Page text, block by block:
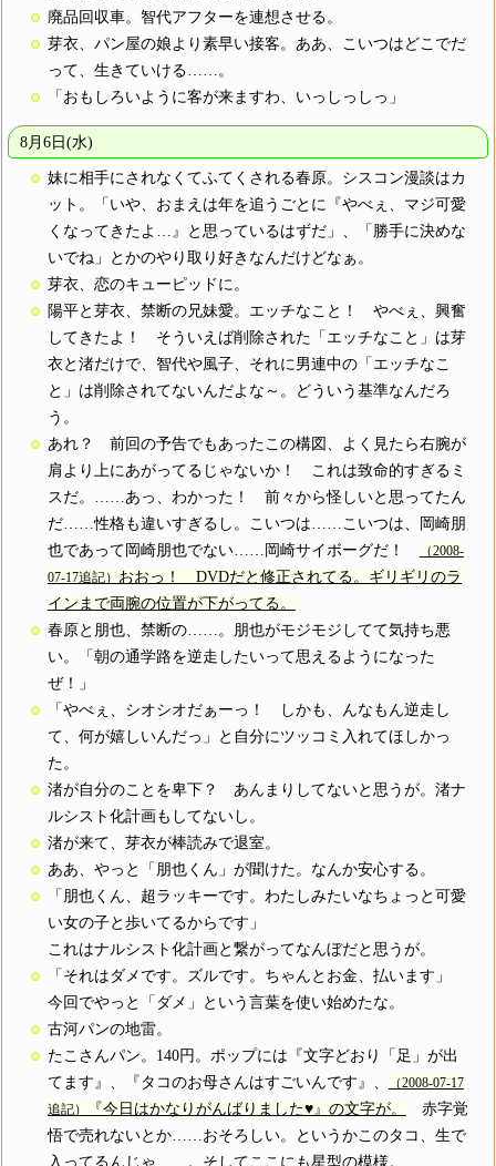
廃品回収車。智代アフターを連想させる。
芽衣、パン屋の娘より素早い接客。ああ、こいつはどこでだ
って、生きていける……。
「おもしろいように客が来ますわ、いっしっしっ」
8月6日(水)
妹に相手にされなくてふてくされる春原。シスコン漫談はカ
ット。「いや、おまえは年を追うごとに『やべぇ、マジ可愛
くなってきたよ…』と思っているはずだ」、「勝手に決めな
いでね」とかのやり取り好きなんだけどなぁ。
芽衣、恋のキューピッドに。
陽平と芽衣、禁断の兄妹愛。エッチなこと！ やべぇ、興奮
してきたよ！ そういえば削除された「エッチなこと」は芽
衣と渚だけで、智代や風子、それに男連中の「エッチなこ
と」は削除されてないんだよな～。どういう基準なんだろ
う。
あれ？ 前回の予告でもあったこの構図、よく見たら右腕が
肩より上にあがってるじゃないか！ これは致命的すぎるミ
スだ。……あっ、わかった！ 前々から怪しいと思ってたん
だ……性格も違いすぎるし。こいつは……こいつは、岡崎朋
也であって岡崎朋也でない……岡崎サイボーグだ！
（2008-
07-17追記） おおっ！ DVDだと修正されてる。ギリギリのラ
インまで両腕の位置が下がってる。
春原と朋也、禁断の……。朋也がモジモジしてて気持ち悪
い。「朝の通学路を逆走したいって思えるようになった
ぜ！」
「やべぇ、シオシオだぁーっ！ しかも、んなもん逆走し
て、何が嬉しいんだっ」と自分にツッコミ入れてほしかっ
た。
渚が自分のことを卑下？ あんまりしてないと思うが。渚ナ
ルシスト化計画もしてないし。
渚が来て、芽衣が棒読みで退室。
ああ、やっと「朋也くん」が聞けた。なんか安心する。
「朋也くん、超ラッキーです。わたしみたいなちょっと可愛
い女の子と歩いてるからです」
これはナルシスト化計画と繋がってなんぼだと思うが。
「それはダメです。ズルです。ちゃんとお金、払います」
今回でやっと「ダメ」という言葉を使い始めたな。
古河パンの地雷。
たこさんパン。140円。ポップには『文字どおり「足」が出
てます』、『タコのお母さんはすごいんです』、
（2008-07-17
追記）
『今日はかなりがんばりました♥』の文字が。
赤字覚
悟で売れないとか……おそろしい。というかこのタコ、生で
入ってるんじゃ……。そしてここにも星型の模様。